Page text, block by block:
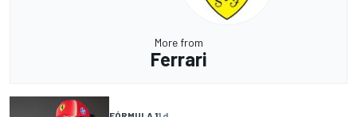
More from
Ferrari